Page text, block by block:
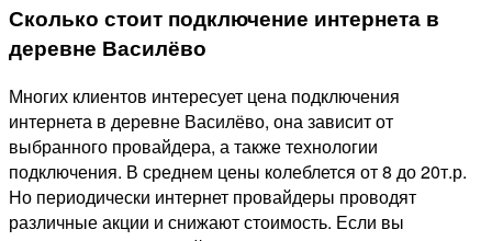
Сколько стоит подключение интернета в
деревне Василёво
Многих клиентов интересует цена подключения
интернета в деревне Василёво, она зависит от
выбранного провайдера, а также технологии
подключения. В среднем цены колеблется от 8 до 20т.р.
Но периодически интернет провайдеры проводят
различные акции и снижают стоимость. Если вы